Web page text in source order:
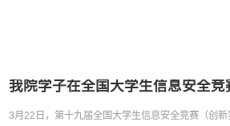
3月22日，第十九届全国大学生信息安全竞赛（创